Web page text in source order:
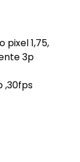
pixel 1,75,
3p
,30fps